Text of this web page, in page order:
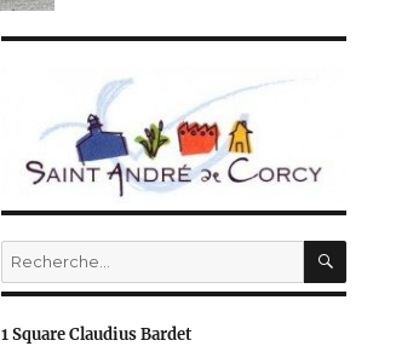
Recherche
pour :
1 Square Claudius Bardet